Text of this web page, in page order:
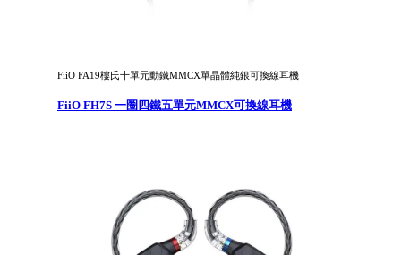
FiiO FA19樓氏十單元動鐵MMCX單晶體純銀可換線耳機
FiiO FH7S 一圈四鐵五單元MMCX可換線耳機